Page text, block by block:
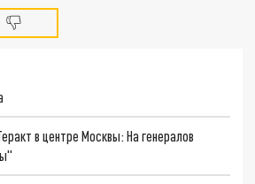
в центре Москвы: На генералов